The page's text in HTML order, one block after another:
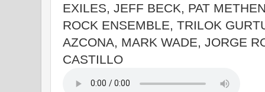
EXILES, JEFF BECK, PAT
ROCK ENSEMBLE, TRILOK
AZCONA, MARK WADE, JORGE
CASTILLO